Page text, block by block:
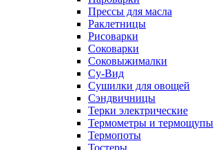
Прессы для масла
Раклетницы
Рисоварки
Соковарки
Соковыжималки
Су-Вид
Сушилки для овощей
Сэндвичницы
Терки электрические
Термометры и термощупы
Термопоты
Тостеры